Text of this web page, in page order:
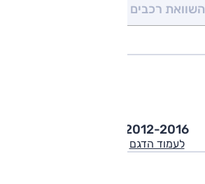
השוואת רכבים
2012-2016
לעמוד הדגם